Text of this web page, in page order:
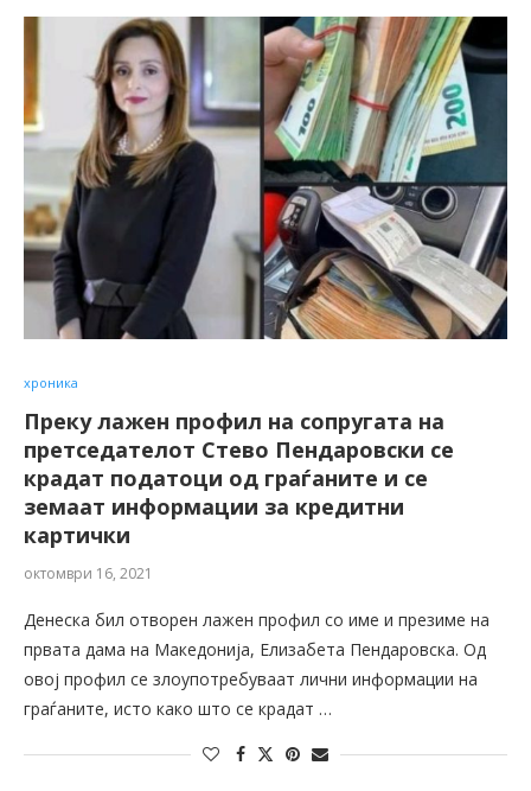
хроника
Преку лажен профил на сопругата на
претседателот Стево Пендаровски се
крадат податоци од граѓаните и се
земаат информации за кредитни
картички
октомври 16, 2021
Денеска бил отворен лажен профил со име и презиме на
првата дама на Македонија, Елизабета Пендаровска. Од
овој профил се злоупотребуваaт лични информации на
граѓаните, исто како што се крадат …